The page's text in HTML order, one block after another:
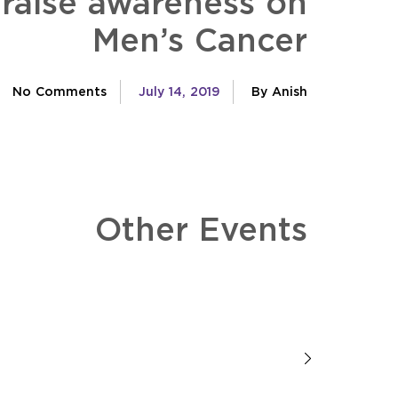
Men’s Cancer
By Anish
July 14, 2019
No Comments
Other Events